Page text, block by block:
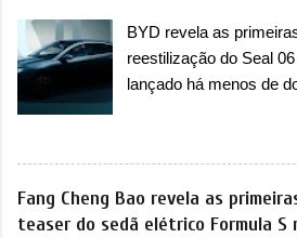
vendas em 1994 foram
vinha em 3 versões
do hatch e o sedan, a
Strada soube ser
importantes que a
conseguiu acompanhar
T200, que estreou nos
Fastback. "A Fiat
picape, é uma
mercado automotivo.
BYD revela as
reestilização do Seal
lançado há menos de
primeiras imagens
visual para um dos
elétricos na China,
Trata-se do Seal 06 EV,
Fang Cheng Bao revela as
teaser do sedã elétrico Formula S